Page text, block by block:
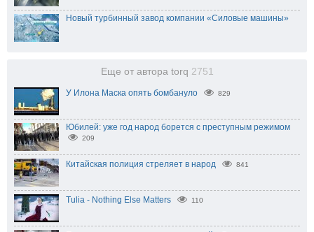
Новый турбинный завод компании «Силовые машины»
Еще от автора torq 2751
У Илона Маска опять бомбануло 829
Юбилей: уже год народ борется с преступным режимом
209
Китайская полиция стреляет в народ 841
Tulia - Nothing Else Matters 110